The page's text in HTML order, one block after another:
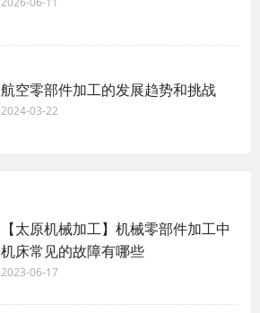
航空零部件加工的发展趋势和挑战
2024-03-22
【太原机械加工】机械零部件加工中
机床常见的故障有哪些
2023-06-17